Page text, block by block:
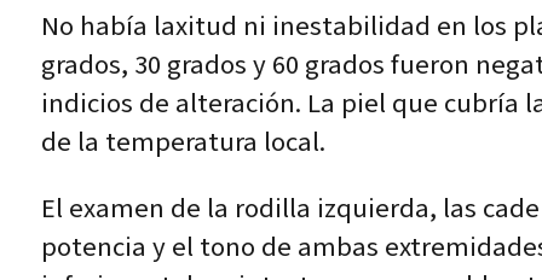
No había laxitud ni inestabilidad en los
grados, 30 grados y 60 grados fueron
indicios de alteración. La piel que cubría
de la temperatura local.
El examen de la rodilla izquierda, las
potencia y el tono de ambas